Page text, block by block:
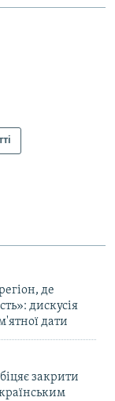
де
дискусія
дати
закрити